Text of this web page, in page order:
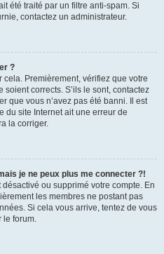
été traité par un filtre anti-spam. Si
contactez un administrateur.
?
Premièrement, vérifiez que votre
soient corrects. S’ils le sont, contactez
que vous n’avez pas été banni. Il est
du site Internet ait une erreur de
la corriger.
je ne peux plus me connecter ?!
désactivé ou supprimé votre compte. En
les membres ne postant pas
Si cela vous arrive, tentez de vous
le forum.